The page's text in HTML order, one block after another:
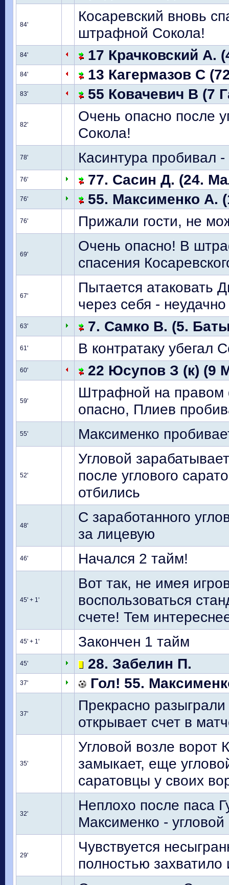
84'
Косаревский вновь
штрафной Сокола!
84' 17 Крачковский А.
84' 13 Кагермазов С
83' 55 Ковачевич В (7
82'
Очень опасно после
Сокола!
78' Касинтура пробивал
76' 77. Сасин Д. (24.
76' 55. Максименко А.
76' Прижали гости, не
69'
Очень опасно! В
спасения
67'
Пытается атаковать
через себя - неудачно
63' 7. Самко В. (5.
61' В контратаку убегал
60' 22 Юсупов З (к) (9
59'
Штрафной на правом
опасно, Плиев
55' Максименко
52'
Угловой
после углового
отбились
48'
С заработанного
за лицевую
46' Начался 2 тайм!
45' + 1'
Вот так, не имея
воспользоваться
счете! Тем
45' + 1' Закончен 1 тайм
45' 28. Забелин П.
37' Гол! 55.
37'
Прекрасно
открывает счет в
35'
Угловой возле ворот
замыкает, еще
саратовцы у своих
32'
Неплохо после паса
Максименко - угловой
29'
Чувствуется
полностью захватило